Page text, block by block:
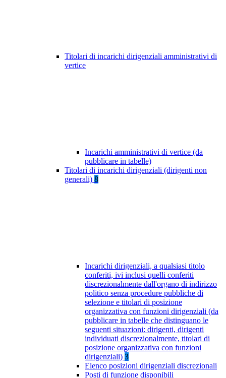
Titolari di incarichi dirigenziali amministrativi di
vertice
Incarichi amministrativi di vertice (da
pubblicare in tabelle)
Titolari di incarichi dirigenziali (dirigenti non
generali) 8
Incarichi dirigenziali, a qualsiasi titolo
conferiti, ivi inclusi quelli conferiti
discrezionalmente dall'organo di indirizzo
politico senza procedure pubbliche di
selezione e titolari di posizione
organizzativa con funzioni dirigenziali (da
pubblicare in tabelle che distinguano le
seguenti situazioni: dirigenti, dirigenti
individuati discrezionalmente, titolari di
posizione organizzativa con funzioni
dirigenziali) 3
Elenco posizioni dirigenziali discrezionali
Posti di funzione disponibili